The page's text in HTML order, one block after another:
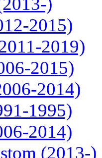
2015)
2019)
2015)
2014)
1995)
2014)
(2013-)